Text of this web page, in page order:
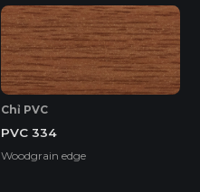
Chỉ PVC
PVC 334
Woodgrain edge